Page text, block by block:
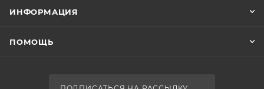
ИНФОРМАЦИЯ
ПОМОЩЬ